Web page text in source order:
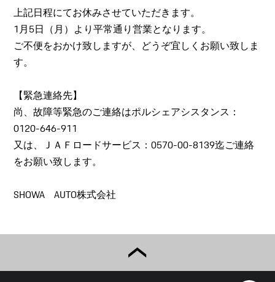
上記日程にてお休みさせていただきます。
1月5日（月）より平常通り営業となります。
ご不便をおかけ致しますが、どうぞ宜しくお願い致しま
す。
【緊急連絡先】
尚、故障等緊急のご連絡はポルシェアシスタンス：
0120-646-911
又は、ＪＡＦロードサービス：0570-00-8139迄ご連絡
をお願い致します。
SHOWA AUTO株式会社